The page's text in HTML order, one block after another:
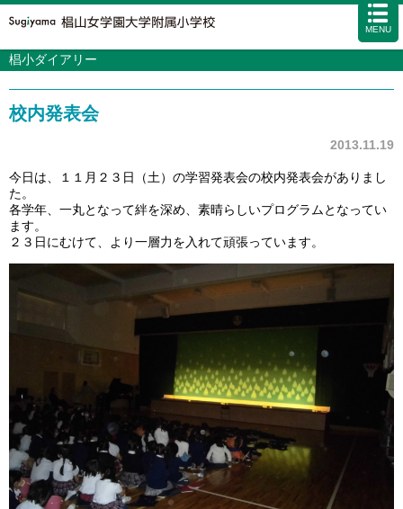
MENU
学校案内 カリキュラム
入試情報
アクセス 資料請求 お問い合わせ サイトマップ
椙小ダイアリー
校内発表会
2013.11.19
今日は、１１月２３日（土）の学習発表会の校内発表会がありまし
た。
各学年、一丸となって絆を深め、素晴らしいプログラムとなってい
ます。
２３日にむけて、より一層力を入れて頑張っています。